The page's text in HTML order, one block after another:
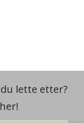
lette etter?